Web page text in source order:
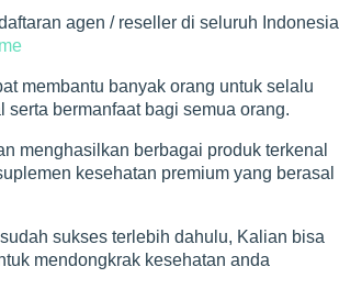
agen / reseller di seluruh Indonesia
membantu banyak orang untuk selalu
bermanfaat bagi semua orang.
menghasilkan berbagai produk terkenal
kesehatan premium yang berasal
sukses terlebih dahulu, Kalian bisa
mendongkrak kesehatan anda